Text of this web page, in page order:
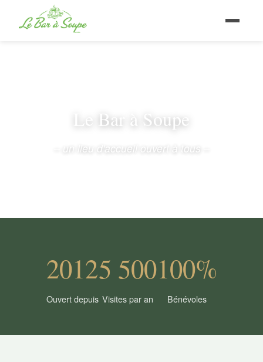
Le Bar à Soupe
– un lieu d'accueil ouvert à tous –
2012
Ouvert depuis
5 500
Visites par an
100%
Bénévoles